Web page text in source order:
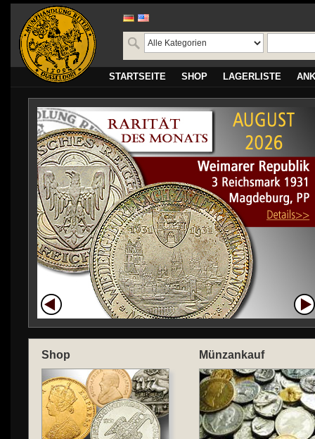
STARTSEITE SHOP LAGERLISTE
Shop Münzankauf